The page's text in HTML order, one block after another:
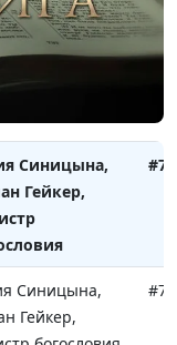
богословия
Синицына,
Гейкер,
богословия
Синицына,
Гейкер,
Синицына,
Гейкер,